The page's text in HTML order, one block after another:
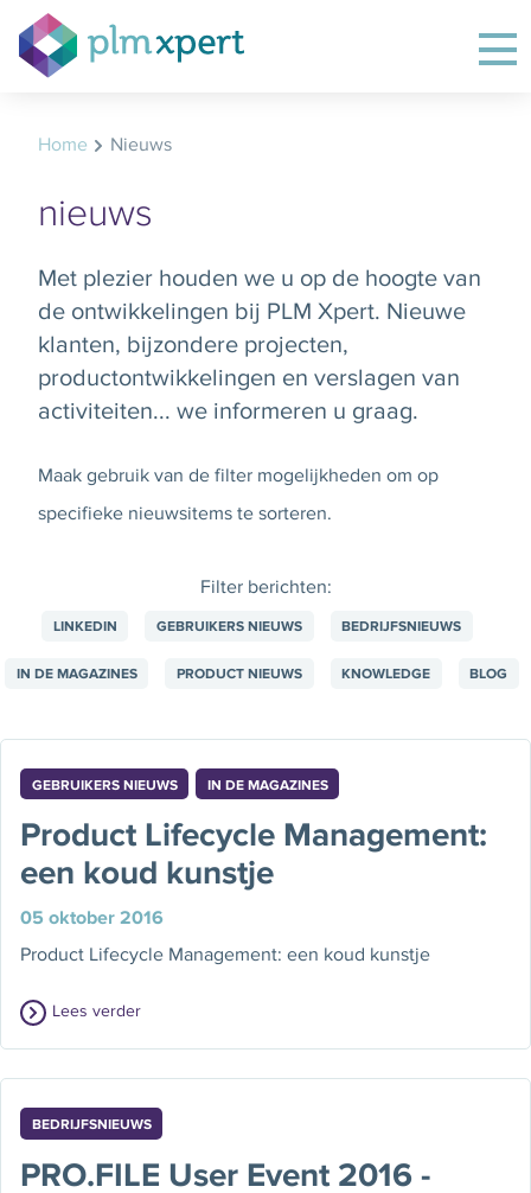
Home Nieuws
nieuws
Met plezier houden we u op de hoogte van
de ontwikkelingen bij PLM Xpert. Nieuwe
klanten, bijzondere projecten,
productontwikkelingen en verslagen van
activiteiten... we informeren u graag.
Maak gebruik van de filter mogelijkheden om op
specifieke nieuwsitems te sorteren.
Filter berichten:
LINKEDIN GEBRUIKERS NIEUWS BEDRIJFSNIEUWS
IN DE MAGAZINES PRODUCT NIEUWS KNOWLEDGE BLOG
GEBRUIKERS NIEUWS IN DE MAGAZINES
Product Lifecycle Management:
een koud kunstje
05 oktober 2016
Product Lifecycle Management: een koud kunstje
Lees verder
BEDRIJFSNIEUWS
PRO.FILE User Event 2016 -